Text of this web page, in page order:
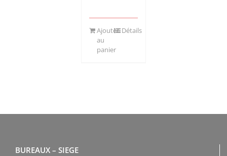
Ajouter
au
panier
Détails
BUREAUX – SIEGE